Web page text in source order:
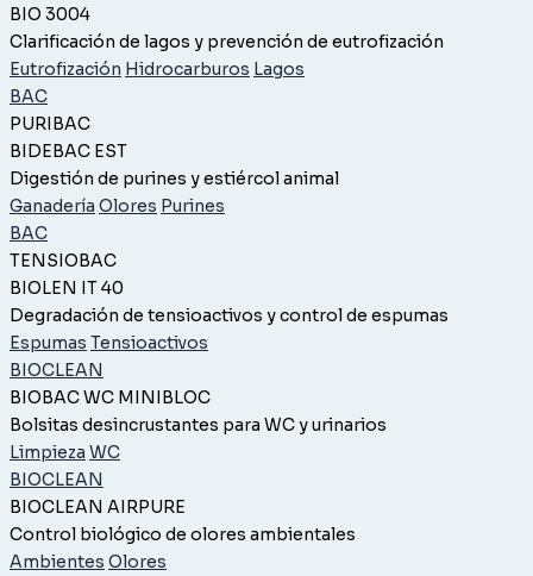
BIO 3004
Clarificación de lagos y prevención de eutrofización
Eutrofización Hidrocarburos Lagos
BAC
PURIBAC
BIDEBAC EST
Digestión de purines y estiércol animal
Ganadería Olores Purines
BAC
TENSIOBAC
BIOLEN IT 40
Degradación de tensioactivos y control de espumas
Espumas Tensioactivos
BIOCLEAN
BIOBAC WC MINIBLOC
Bolsitas desincrustantes para WC y urinarios
Limpieza WC
BIOCLEAN
BIOCLEAN AIRPURE
Control biológico de olores ambientales
Ambientes Olores